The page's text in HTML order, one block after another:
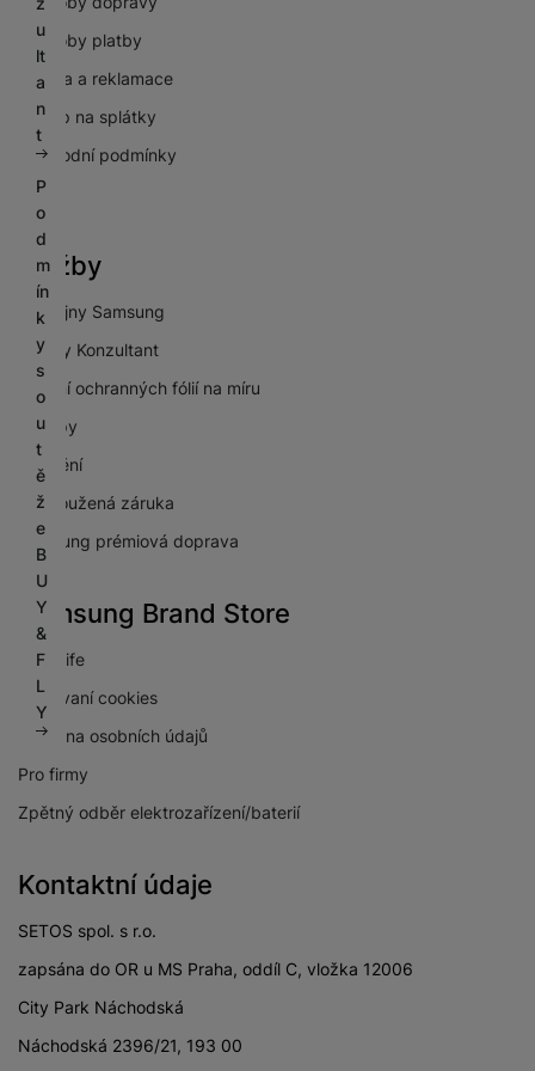
u
lt
a
n
t
P
o
d
m
ín
k
y
s
o
u
t
ě
ž
e
B
U
Y
&
F
L
Y
Způsoby platby
Záruka a reklamace
Nákup na splátky
Obchodní podmínky
GDPR
Služby
Prodejny Samsung
Galaxy Konzultant
Lepení ochranných fólií na míru
Výkupy
Pojištění
Prodloužená záruka
Samsung prémiová doprava
Samsung Brand Store
NextLife
Používaní cookies
Ochrana osobních údajů
Pro firmy
Zpětný odběr elektrozařízení/baterií
Kontaktní údaje
SETOS spol. s r.o.
zapsána do OR u MS Praha, oddíl C, vložka 12006
City Park Náchodská
Náchodská 2396/21, 193 00